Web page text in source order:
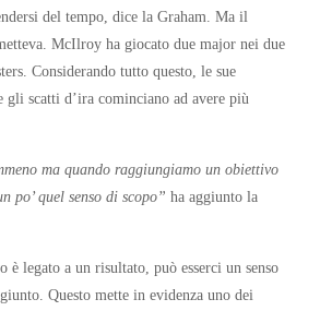
del tempo, dice la Graham. Ma il
McIlroy ha giocato due major nei due
Considerando tutto questo, le sue
scatti d’ira cominciano ad avere più
ma quando raggiungiamo un obiettivo
po’ quel senso di scopo” ha aggiunto la
legato a un risultato, può esserci un senso
Questo mette in evidenza uno dei